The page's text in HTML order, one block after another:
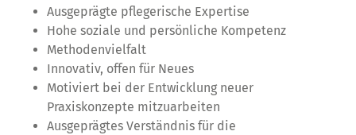
Ausgeprägte pflegerische Expertise
Hohe soziale und persönliche Kompetenz
Methodenvielfalt
Innovativ, offen für Neues
Motiviert bei der Entwicklung neuer
Praxiskonzepte mitzuarbeiten
Ausgeprägtes Verständnis für die